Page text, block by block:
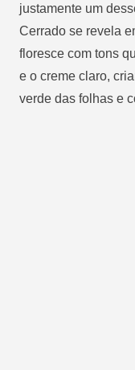
justamente um
Cerrado se revela
floresce com tons
e o creme claro,
verde das folhas e